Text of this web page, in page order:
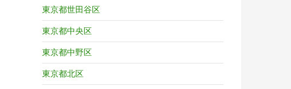
東京都世田谷区
東京都中央区
東京都中野区
東京都北区